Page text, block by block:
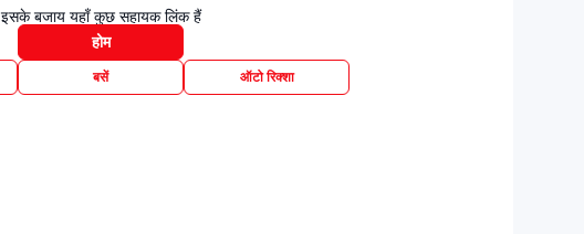
इसके बजाय यहाँ कुछ सहायक लिंक हैं
होम
बसें ऑटो रिक्शा